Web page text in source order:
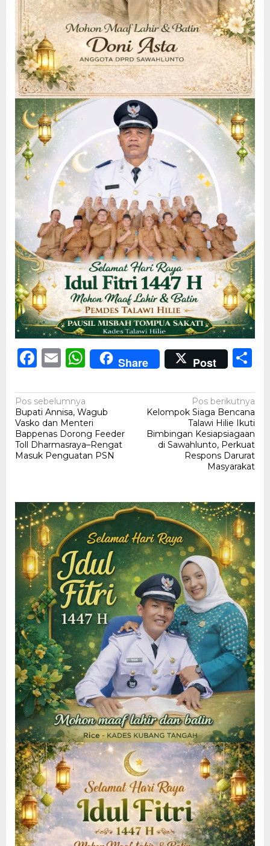
Facebook
EmailWhatsApp
Share Post
Navigasi
pos
Pos sebelumnya
Bupati Annisa, Wagub
Vasko dan Menteri
Bappenas Dorong Feeder
Toll Dharmasraya–Rengat
Masuk Penguatan PSN
Pos berikutnya
Kelompok Siaga Bencana
Talawi Hilie Ikuti
Bimbingan Kesiapsiagaan
di Sawahlunto, Perkuat
Respons Darurat
Masyarakat